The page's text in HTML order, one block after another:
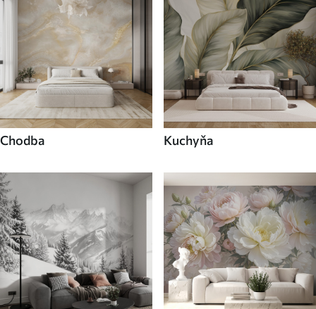
Chodba Kuchyňa